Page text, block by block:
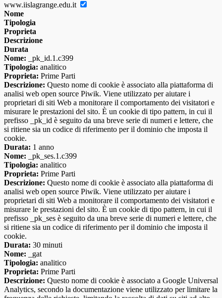
www.iislagrange.edu.it
Nome
Tipologia
Proprieta
Descrizione
Durata
Nome: _pk_id.1.c399
Tipologia: analitico
Proprieta: Prime Parti
Descrizione: Questo nome di cookie è associato alla piattaforma di
analisi web open source Piwik. Viene utilizzato per aiutare i
proprietari di siti Web a monitorare il comportamento dei visitatori e
misurare le prestazioni del sito. È un cookie di tipo pattern, in cui il
prefisso _pk_id è seguito da una breve serie di numeri e lettere, che
si ritiene sia un codice di riferimento per il dominio che imposta il
cookie.
Durata: 1 anno
Nome: _pk_ses.1.c399
Tipologia: analitico
Proprieta: Prime Parti
Descrizione: Questo nome di cookie è associato alla piattaforma di
analisi web open source Piwik. Viene utilizzato per aiutare i
proprietari di siti Web a monitorare il comportamento dei visitatori e
misurare le prestazioni del sito. È un cookie di tipo pattern, in cui il
prefisso _pk_ses è seguito da una breve serie di numeri e lettere, che
si ritiene sia un codice di riferimento per il dominio che imposta il
cookie.
Durata: 30 minuti
Nome: _gat
Tipologia: analitico
Proprieta: Prime Parti
Descrizione: Questo nome di cookie è associato a Google Universal
Analytics, secondo la documentazione viene utilizzato per limitare la